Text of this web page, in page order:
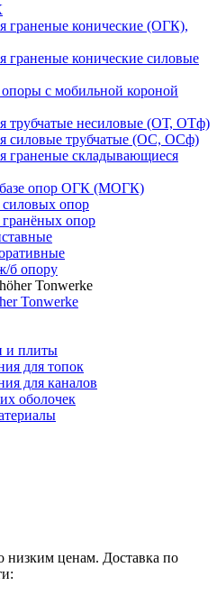
граненые конические (ОГК),
конические силовые
с мобильной короной
трубчатые несиловые (ОТ, ОТф)
силовые трубчатые (ОС, ОСф)
граненые складывающиеся
опор ОГК (МОГК)
опор
опор
б опору
Tonwerke
и плиты
для топок
для каналов
оболочек
низким ценам. Доставка по